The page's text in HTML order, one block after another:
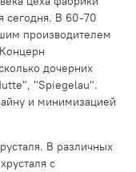
сегодня. В 60-70
производителем
дочерних
"Spiegelau".
и минимизацией
В различных
с